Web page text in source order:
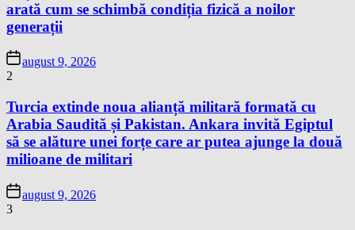
arată cum se schimbă condiția fizică a noilor
generații
august 9, 2026
2
Turcia extinde noua alianță militară formată cu
Arabia Saudită și Pakistan. Ankara invită Egiptul
să se alăture unei forțe care ar putea ajunge la două
milioane de militari
august 9, 2026
3